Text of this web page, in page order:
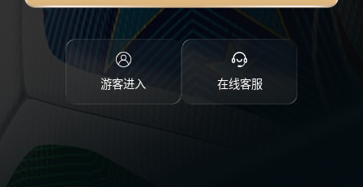
游客进入 在线客服